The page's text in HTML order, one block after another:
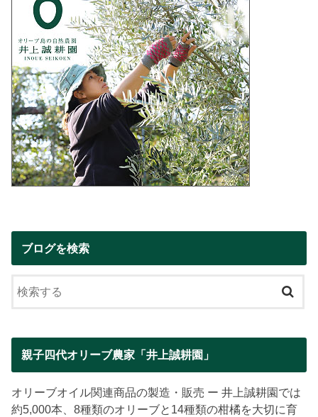
ブログを検索
親子四代オリーブ農家「井上誠耕園」
オリーブオイル関連商品の製造・販売 ー 井上誠耕園では
約5,000本、8種類のオリーブと14種類の柑橘を大切に育